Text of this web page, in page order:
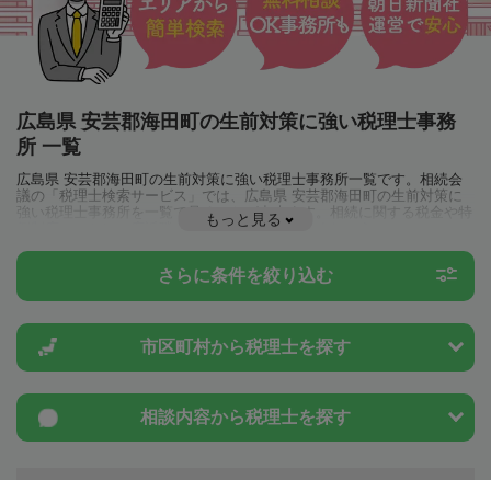
広島県 安芸郡海田町の生前対策に強い税理士事務
所 一覧
広島県 安芸郡海田町の生前対策に強い税理士事務所一覧です。相続会
議の「税理士検索サービス」では、広島県 安芸郡海田町の生前対策に
強い税理士事務所を一覧で見ることが出来ます。相続に関する税金や特
例制度のことは一度近隣の税理士に相談してみましょう。
もっと見る
さらに条件を絞り込む
市区町村から税理士を探す
相談内容から税理士を探す